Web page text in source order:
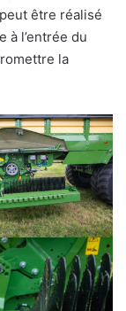
être réalisé
à l’entrée du
la